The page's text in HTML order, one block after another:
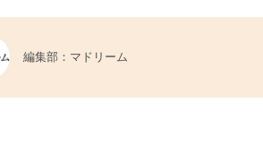
編集部：マドリーム